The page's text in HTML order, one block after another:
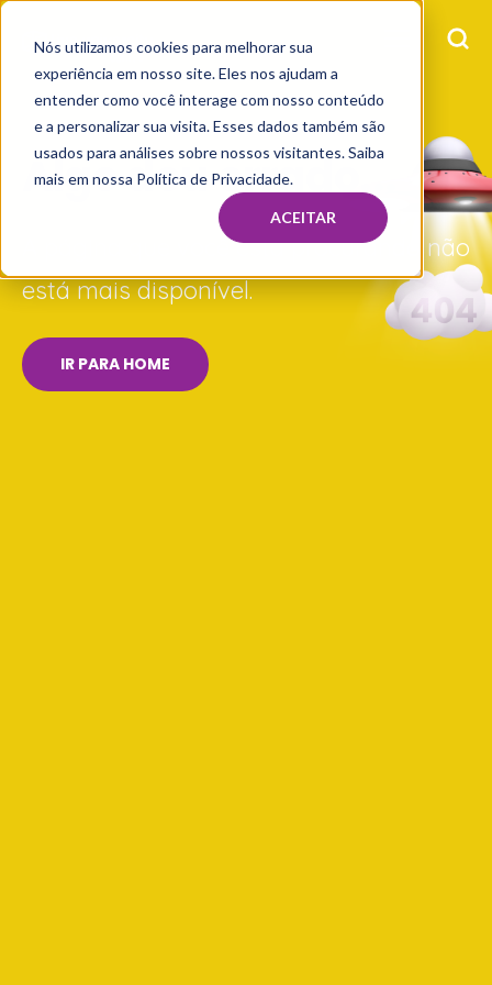
Nós utilizamos cookies para melhorar sua
experiência em nosso site. Eles nos ajudam a
entender como você interage com nosso conteúdo
e a personalizar sua visita. Esses dados também são
usados para análises sobre nossos visitantes. Saiba
mais em nossa Política de Privacidade.
ACEITAR
Algo deu errado...
A página que você está procurando não
está mais disponível.
IR PARA HOME